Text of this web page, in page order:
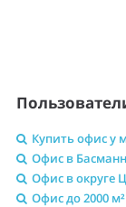
Купить офис у
Офис в
Офис в округе
Офис до 2000 м²